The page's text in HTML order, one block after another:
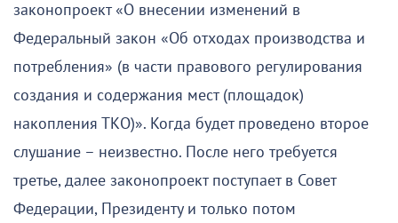
законопроект «О внесении изменений в
Федеральный закон «Об отходах производства и
потребления» (в части правового регулирования
создания и содержания мест (площадок)
накопления ТКО)». Когда будет проведено второе
слушание – неизвестно. После него требуется
третье, далее законопроект поступает в Совет
Федерации, Президенту и только потом